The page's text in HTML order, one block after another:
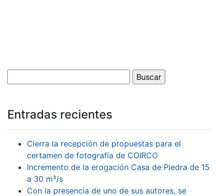
Entradas recientes
Cierra la recepción de propuestas para el
certamen de fotografía de COIRCO
Incremento de la erogación Casa de Piedra de 15
a 30 m³/s
Con la presencia de uno de sus autores, se